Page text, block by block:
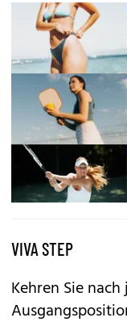
VIVA STEP
Kehren Sie